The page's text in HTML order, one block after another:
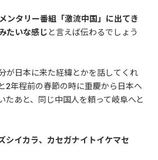
ンタリー番組「激流中国」に出てき
たいな感じと言えば伝わるでしょう
が日本に来た経緯とかを話してくれ
2年程前の春節の時に重慶から日本へ
たあと、同じ中国人を頼って岐阜へと
シイカラ、カセガナイトイケマセ